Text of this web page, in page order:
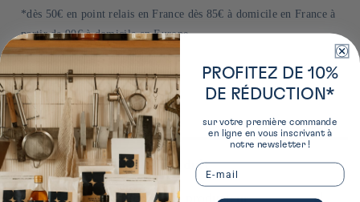
de
paiement
*dès 50€ en point relais en France dès 85€ à domicile en France à
partir de 90€ à domicile en Europe
Plus de détails sur ce produit
En savoir plus sur le producteur
PROFITEZ DE 10%
DE RÉDUCTION*
sur votre première commande
en ligne en vous inscrivant à
notre newsletter !
Email